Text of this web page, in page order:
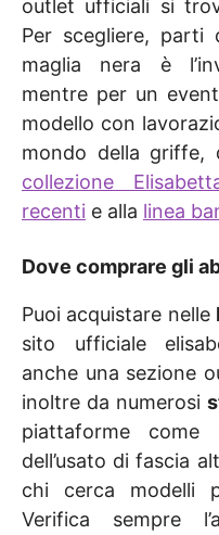
outlet ufficiali si
Per scegliere, parti
maglia nera è
mentre per un
modello con
mondo della griffe,
collezione
recenti e alla linea
Dove comprare gli
Puoi acquistare nelle
sito ufficiale
anche una sezione
inoltre da numerosi
piattaforme
dell’usato di fascia
chi cerca modelli
Verifica sempre